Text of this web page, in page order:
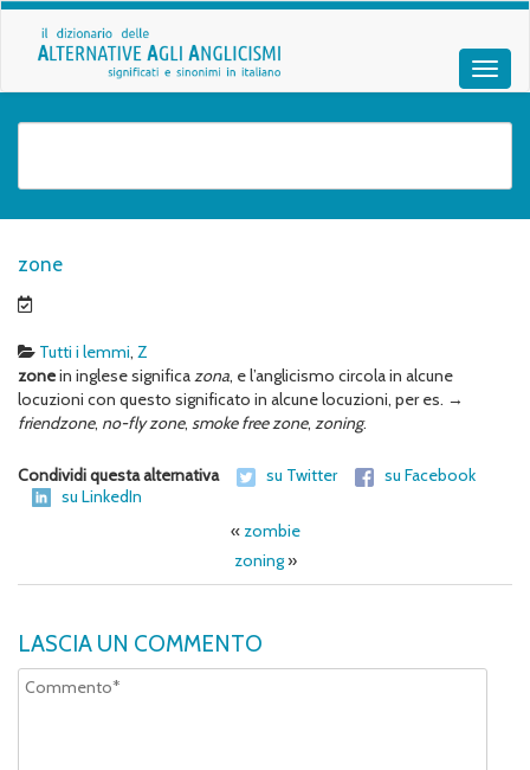
zone
Tutti i lemmi, Z
zonein inglese significazona, e l’anglicismo circola in alcune
locuzioni con questo significato in alcune locuzioni, per es. →
friendzone, no-fly zone, smoke free zone, zoning.
Condividi questa alternativa su Twitter
su Facebook
su LinkedIn
« zombie
zoning»
LASCIA UN COMMENTO